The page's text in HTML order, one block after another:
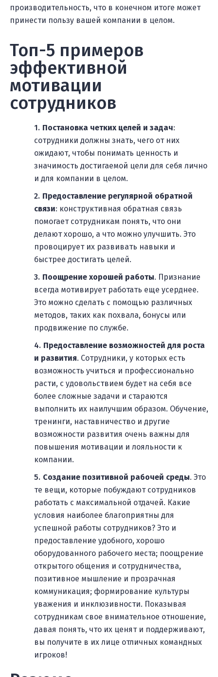
производительность, что в конечном итоге может
принести пользу вашей компании в целом.
Топ-5 примеров
эффективной
мотивации
сотрудников
Постановка четких целей и задач:
сотрудники должны знать, чего от них
ожидают, чтобы понимать ценность и
значимость достигаемой цели для себя лично
и для компании в целом.
Предоставление регулярной обратной
связи: конструктивная обратная связь
помогает сотрудникам понять, что они
делают хорошо, а что можно улучшить. Это
провоцирует их развивать навыки и
быстрее достигать целей.
Поощрение хорошей работы. Признание
всегда мотивирует работать еще усерднее.
Это можно сделать с помощью различных
методов, таких как похвала, бонусы или
продвижение по службе.
Предоставление возможностей для роста
и развития. Сотрудники, у которых есть
возможность учиться и профессионально
расти, с удовольствием будет на себя все
более сложные задачи и стараются
выполнить их наилучшим образом. Обучение,
тренинги, наставничество и другие
возможности развития очень важны для
повышения мотивации и лояльности к
компании.
Создание позитивной рабочей среды. Это
те вещи, которые побуждают сотрудников
работать с максимальной отдачей. Какие
условия наиболее благоприятны для
успешной работы сотрудников? Это и
предоставление удобного, хорошо
оборудованного рабочего места; поощрение
открытого общения и сотрудничества,
позитивное мышление и прозрачная
коммуникация; формирование культуры
уважения и инклюзивности. Показывая
сотрудникам свое внимательное отношение,
давая понять, что их ценят и поддерживают,
вы получите в их лице отличных командных
игроков!